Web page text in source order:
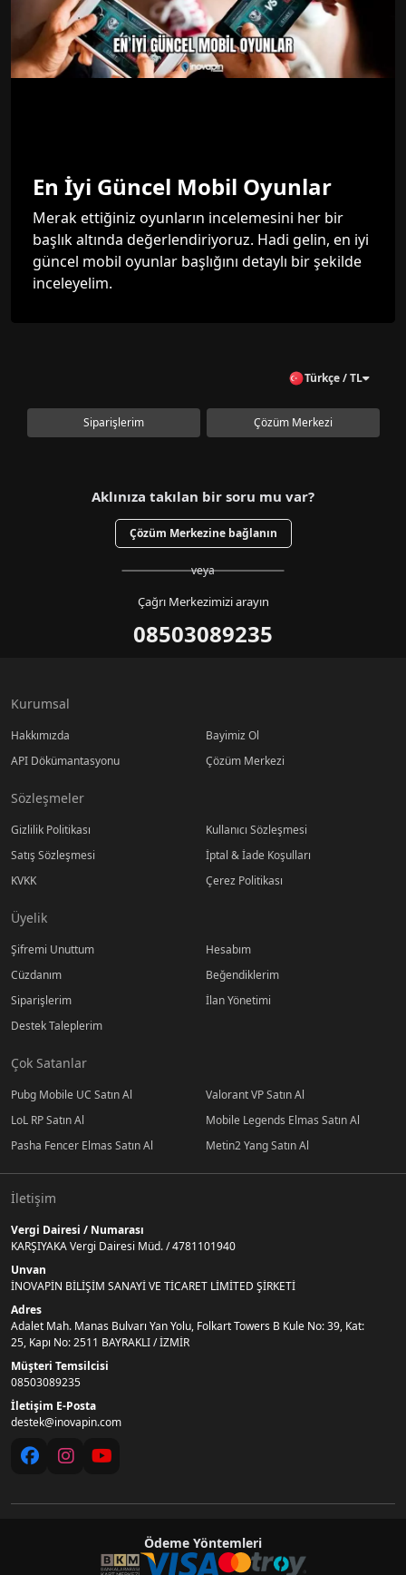
En İyi Güncel Mobil Oyunlar
Merak ettiğiniz oyunların incelemesini her bir
başlık altında değerlendiriyoruz. Hadi gelin, en iyi
güncel mobil oyunlar başlığını detaylı bir şekilde
inceleyelim.
Türkçe / TL
Siparişlerim Çözüm Merkezi
Aklınıza takılan bir soru mu var?
Çözüm Merkezine bağlanın
veya
Çağrı Merkezimizi arayın
08503089235
Kurumsal
Hakkımızda
Bayimiz Ol
API Dökümantasyonu
Çözüm Merkezi
Sözleşmeler
Gizlilik Politikası
Kullanıcı Sözleşmesi
Satış Sözleşmesi
İptal & İade Koşulları
KVKK
Çerez Politikası
Üyelik
Şifremi Unuttum
Hesabım
Cüzdanım
Beğendiklerim
Siparişlerim
İlan Yönetimi
Destek Taleplerim
Çok Satanlar
Pubg Mobile UC Satın Al
Valorant VP Satın Al
LoL RP Satın Al
Mobile Legends Elmas Satın Al
Pasha Fencer Elmas Satın Al
Metin2 Yang Satın Al
İletişim
Vergi Dairesi / Numarası
KARŞIYAKA Vergi Dairesi Müd. / 4781101940
Unvan
İNOVAPİN BİLİŞİM SANAYİ VE TİCARET LİMİTED ŞİRKETİ
Adres
Adalet Mah. Manas Bulvarı Yan Yolu, Folkart Towers B Kule No: 39, Kat:
25, Kapı No: 2511 BAYRAKLI / İZMİR
Müşteri Temsilcisi
08503089235
İletişim E-Posta
destek@inovapin.com
Ödeme Yöntemleri